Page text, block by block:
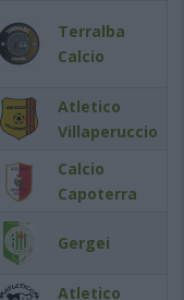
Terralba
Calcio
Atletico
Villaperuccio
Calcio
Capoterra
Gergei
Atletico